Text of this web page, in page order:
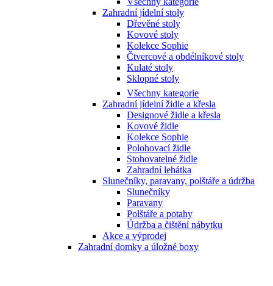
Zahradní jídelní stoly
Dřevěné stoly
Kovové stoly
Kolekce Sophie
Čtvercové a obdélníkové stoly
Kulaté stoly
Sklopné stoly
Všechny kategorie
Zahradní jídelní židle a křesla
Designové židle a křesla
Kovové židle
Kolekce Sophie
Polohovací židle
Stohovatelné židle
Zahradní lehátka
Slunečníky, paravany, polštáře a údržba
Slunečníky
Paravany
Polštáře a potahy
Údržba a čištění nábytku
Akce a výprodej
Zahradní domky a úložné boxy